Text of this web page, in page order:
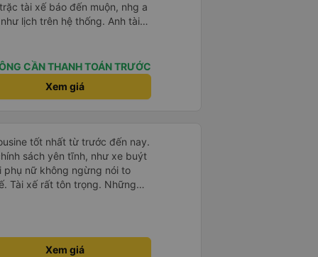
tài xế báo đến muộn, nhg a
lịch trên hệ thống. Anh tài
tình, trời mưa gió đã chở bọn
tài xế Văn Sĩ cùng với nhà
gặp lại a ạ.
CẦN THANH TOÁN TRƯỚC
Xem giá
tốt nhất từ trước đến nay.
sách yên tĩnh, như xe buýt
phụ nữ không ngừng nói to
Tài xế rất tôn trọng. Những
trẻ nhỏ cũng rất chu đáo. Tôi
nữa, chúng ta sẽ xem liệu
Xem giá